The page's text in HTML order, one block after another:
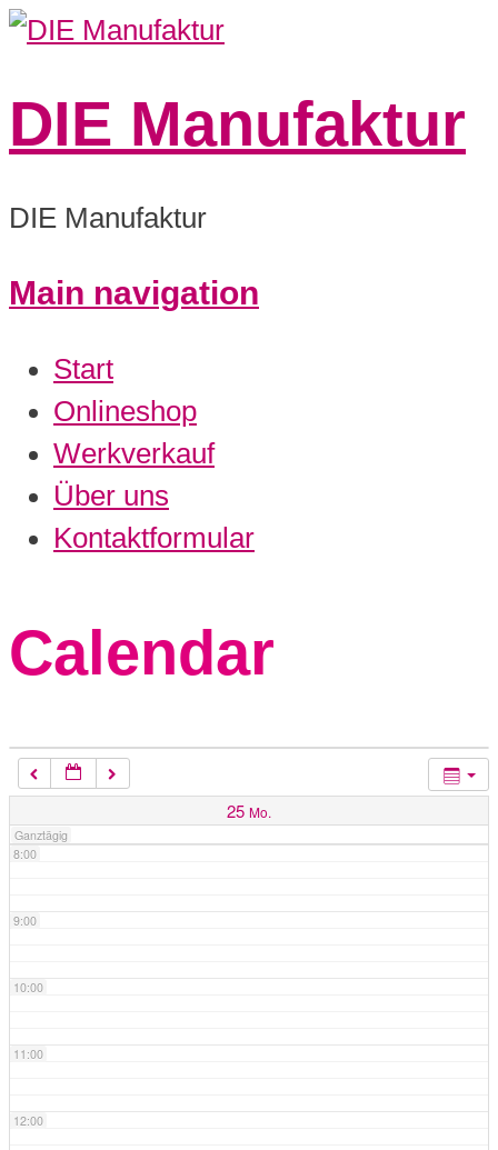
DIE Manufaktur
DIE Manufaktur
Main navigation
Start
Onlineshop
Werkverkauf
Über uns
Kontaktformular
Calendar
25 Mo.
Ganztägig
2:00
5:00
7:00
8:00
9:00
10:00
11:00
12:00